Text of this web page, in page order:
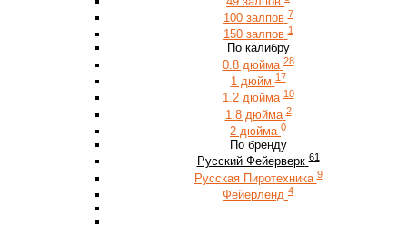
100 залпов 7
150 залпов 1
По калибру
0.8 дюйма 28
1 дюйм 17
1.2 дюйма 10
1.8 дюйма 2
2 дюйма 0
По бренду
Русский Фейерверк 61
Русская Пиротехника 9
Фейерленд 4